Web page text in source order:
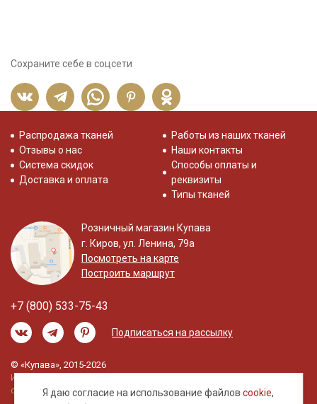
Сохраните себе в соцсети
Я даю согласие на использование файловcookie,
Распродажа тканей
Отзывы о нас
Система скидок
Доставка и оплата
Работы из наших тканей
Наши контакты
Способы оплаты и
реквизиты
Типы тканей
Розничный магазин Купава
г. Киров, ул. Ленина, 79а
Посмотреть на карте
Построить маршрут
+7 (800) 533-75-43
Подписаться на рассылку
© «Купава», 2015-2026
Информация на сайте не является публичной
офертой.